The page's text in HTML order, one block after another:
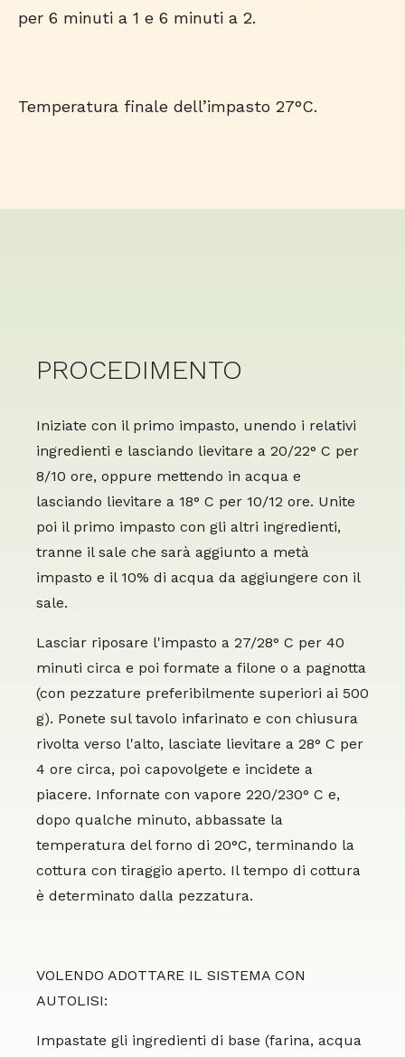
per 6 minuti a 1 e 6 minuti a 2.
Temperatura finale dell’impasto 27°C.
PROCEDIMENTO
Iniziate con il primo impasto, unendo i relativi
ingredienti e lasciando lievitare a 20/22° C per
8/10 ore, oppure mettendo in acqua e
lasciando lievitare a 18° C per 10/12 ore. Unite
poi il primo impasto con gli altri ingredienti,
tranne il sale che sarà aggiunto a metà
impasto e il 10% di acqua da aggiungere con il
sale.
Lasciar riposare l'impasto a 27/28° C per 40
minuti circa e poi formate a filone o a pagnotta
(con pezzature preferibilmente superiori ai 500
g). Ponete sul tavolo infarinato e con chiusura
rivolta verso l'alto, lasciate lievitare a 28° C per
4 ore circa, poi capovolgete e incidete a
piacere. Infornate con vapore 220/230° C e,
dopo qualche minuto, abbassate la
temperatura del forno di 20°C, terminando la
cottura con tiraggio aperto. Il tempo di cottura
è determinato dalla pezzatura.
VOLENDO ADOTTARE IL SISTEMA CON
AUTOLISI:
Impastate gli ingredienti di base (farina, acqua